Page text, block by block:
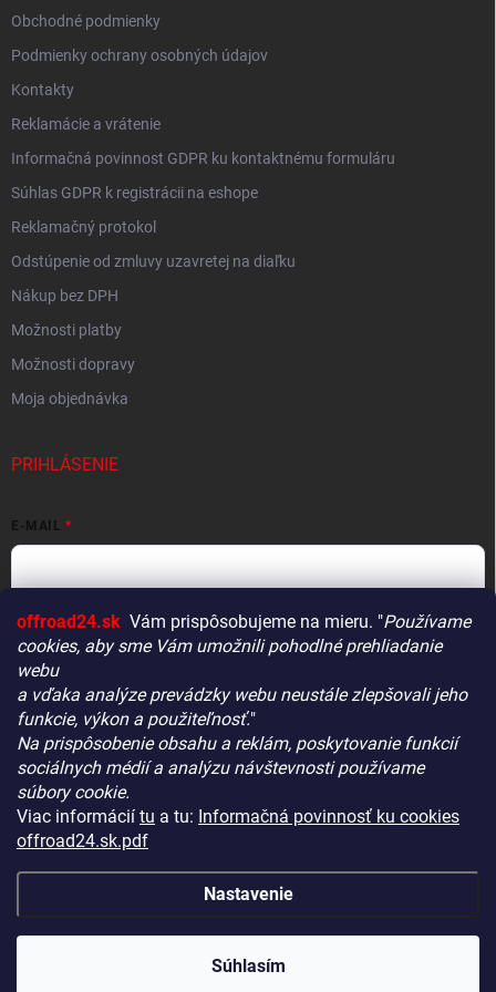
offroad24.sk Vám prispôsobujeme na mieru. "Používame
cookies, aby sme Vám umožnili pohodlné prehliadanie
webu
a vďaka analýze prevádzky webu neustále zlepšovali jeho
funkcie, výkon a použiteľnosť."
Na prispôsobenie obsahu a reklám, poskytovanie funkcií
sociálnych médií a analýzu návštevnosti používame
súbory cookie.
Viac informácií tu a tu: Informačná povinnosť ku cookies
offroad24.sk.pdf
Nastavenie
Súhlasím
Vitajte! Aby bolo hľadanie tých správnych dielov pre vaše
vozidlo čo najrýchlejšie a najpresnejšie, máme pre vás
malý tip:
Začnite výberom vášho vozidla– Týmto krokom si
zaistíte, že uvidíte len kompatibilné produkty.
filtre. Použite ich! Ušetria vám kopu času a pomôžu nájsť
presne to, čo hľadáte, behom sekúnd.
Obchodné podmienky
Podmienky ochrany osobných údajov
Kontakty
Reklamácie a vrátenie
Informačná povinnost GDPR ku kontaktnému formuláru
Súhlas GDPR k registrácii na eshope
Reklamačný protokol
Odstúpenie od zmluvy uzavretej na diaľku
Nákup bez DPH
Možnosti platby
Možnosti dopravy
Moja objednávka
PRIHLÁSENIE
E-MAIL
HESLO
Prihlásiť sa
Nová registráciaZabudnuté heslo
Copyright 2026OFFROAD24.sk. Všetky práva vyhradené.Upraviť
nastavenie cookies